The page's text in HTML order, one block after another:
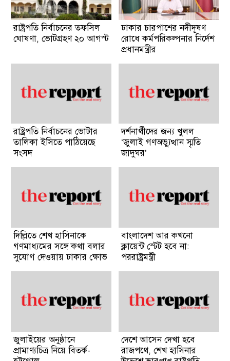
রাষ্ট্রপতি নির্বাচনের তফসিল
ঘোষণা, ভোটগ্রহণ ২০ আগস্ট
ঢাকার চারপাশের নদীদূষণ
রোধে কর্মপরিকল্পনার নির্দেশ
প্রধানমন্ত্রীর
রাষ্ট্রপতি নির্বাচনের ভোটার
তালিকা ইসিতে পাঠিয়েছে
সংসদ
দর্শনার্থীদের জন্য খুলল
‘জুলাই গণঅভ্যুত্থান স্মৃতি
জাদুঘর’
দিল্লিতে শেখ হাসিনাকে
গণমাধ্যমের সঙ্গে কথা বলার
সুযোগ দেওয়ায় ঢাকার ক্ষোভ
বাংলাদেশ আর কখনো
ক্লায়েন্ট স্টেট হবে না:
পররাষ্ট্রমন্ত্রী
জুলাইয়ের অনুষ্ঠানে
প্রামাণ্যচিত্র নিয়ে বিতর্ক-
দেশে আসেন দেখা হবে
রাজপথে, শেখ হাসিনার